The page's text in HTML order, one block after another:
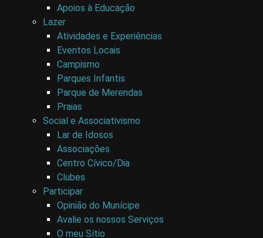
Apoios à Educação
Lazer
Atividades e Experiências
Eventos Locais
Campismo
Parques Infantis
Parque de Merendas
Praias
Social e Associativismo
Lar de Idosos
Associações
Centro Cívico/Dia
Clubes
Participar
Opinião do Munícipe
Avalie os nossos Serviços
O meu Sítio